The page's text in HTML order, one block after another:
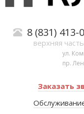
8 (831) 413-
верхняя часть
ул.
пр.
Заказать